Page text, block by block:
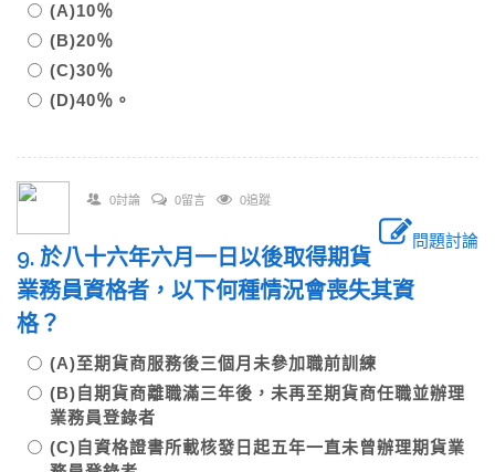
(A)10％
(B)20％
(C)30％
(D)40％。
0討論 0留言 0追蹤
問題討論
9. 於八十六年六月一日以後取得期貨
業務員資格者，以下何種情況會喪失其資
格？
(A)至期貨商服務後三個月未參加職前訓練
(B)自期貨商離職滿三年後，未再至期貨商任職並辦理
業務員登錄者
(C)自資格證書所載核發日起五年一直未曾辦理期貨業